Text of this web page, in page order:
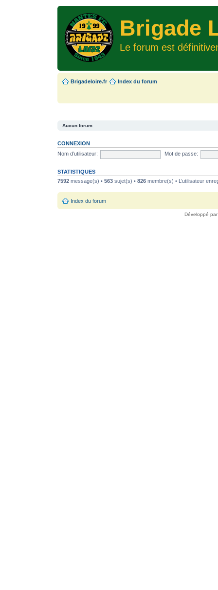
Brigade
Le forum est
Brigadeloire.fr Index du forum
Aucun forum.
CONNEXION
Nom d’utilisateur:
Mot de passe:
STATISTIQUES
7592 message(s) • 563 sujet(s) • 826 membre(s) • L’utilisateur
Index du forum
Développé